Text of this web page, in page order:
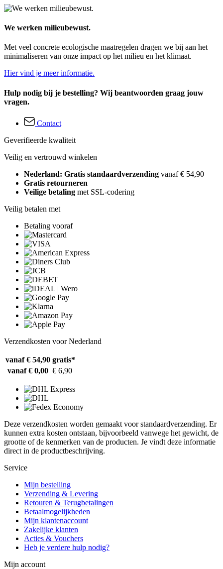
We werken milieubewust.
Met veel concrete ecologische maatregelen dragen we bij aan het
minimaliseren van onze impact op het milieu en het klimaat.
Hier vind je meer informatie.
Hulp nodig bij je bestelling? Wij beantwoorden graag jouw
vragen.
Contact
Geverifieerde kwaliteit
Veilig en vertrouwd winkelen
Nederland: Gratis standaardverzending vanaf € 54,90
Gratis retourneren
Veilige betaling met SSL-codering
Veilig betalen met
Betaling vooraf
Verzendkosten voor Nederland
vanaf € 54,90 gratis*
vanaf € 0,00 € 6,90
Deze verzendkosten worden gemaakt voor standaardverzending. Er
kunnen extra kosten ontstaan, bijvoorbeeld vanwege het gewicht, de
grootte of de kenmerken van de producten. Je vindt deze informatie
direct in de productbeschrijving.
Service
Mijn bestelling
Verzending & Levering
Retouren & Terugbetalingen
Betaalmogelijkheden
Mijn klantenaccount
Zakelijke klanten
Acties & Vouchers
Heb je verdere hulp nodig?
Mijn account